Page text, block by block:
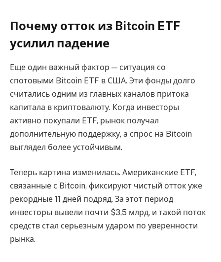
Почему отток из Bitcoin ETF
усилил падение
Еще один важный фактор — ситуация со
спотовыми Bitcoin ETF в США. Эти фонды долго
считались одним из главных каналов притока
капитала в криптовалюту. Когда инвесторы
активно покупали ETF, рынок получал
дополнительную поддержку, а спрос на Bitcoin
выглядел более устойчивым.
Теперь картина изменилась. Американские ETF,
связанные с Bitcoin, фиксируют чистый отток уже
рекордные 11 дней подряд. За этот период
инвесторы вывели почти $3,5 млрд, и такой поток
средств стал серьезным ударом по уверенности
рынка.